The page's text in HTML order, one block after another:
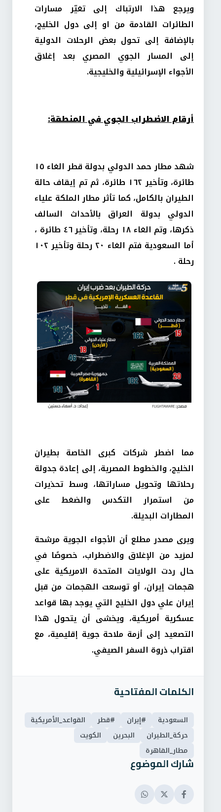
ويرجع هذا الارتباك إلى تغيّر مسارات
الطائرات القادمة من او إلى دول الخليج،
بالإضافة إلى تحول بعض الرحلات الدولية
إلى المسار الجوي المصري بعد إغلاق
الأجواء الإسرائيلية والخليجية.
أرقام الاضطراب الجوي في المنطقة:
شهد مطار حمد الدولي بدولة قطر الغاء ١٥
طائرة، وتأخير ١٦٢ طائرة، ثم تم إيقاف حالة
الطيران بالكامل، كما تأثر مطار الملكة علياء
الدولي بدولة العراق بالأحداث السالف
ذكرها، وتم الغاء ١٨ رحلة، وتأخير ٤٦ طائرة ،
أما السعودية فتم الغاء ٢٠ رحلة وتأخير ١٠٢
رحلة .
مما اضطر شركات كبرى الخاصة بطيران
الخليج، والخطوط المصرية، إلى إعادة جدولة
رحلاتها وتحويل مساراتها، وسط تحذيرات
من استمرار التكدس والضغط على
المطارات البديلة.
ويرى مصدر مطلع أن الأجواء الجوية مرشحة
لمزيد من الإغلاق والاضطراب، خصوصًا في
حال ردت الولايات المتحدة الامريكية على
هجمات إيران، أو توسعت الهجمات من قبل
إيران علي دول الخليج التي يوجد بها قواعد
عسكرية أمريكية، ويخشى أن يتحول هذا
التصعيد إلى أزمة ملاحة جوية إقليمية، مع
اقتراب ذروة السفر الصيفي.
الكلمات المفتاحية
السعودية #إيران #قطر
القواعد_الأمريكية
حركة_الطيران
البحرين
الكويت
مطار_القاهرة
شارك الموضوع